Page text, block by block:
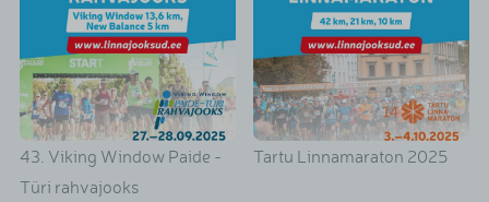
43. Viking Window Paide -
Türi rahvajooks
Tartu Linnamaraton 2025